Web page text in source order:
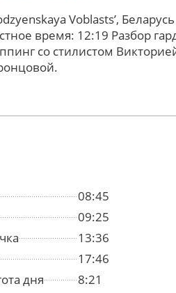
Voblastsʼ, Беларусь
время: 12:19 Разбор
со стилистом
08:45
09:25
13:36
17:46
дня
8:21